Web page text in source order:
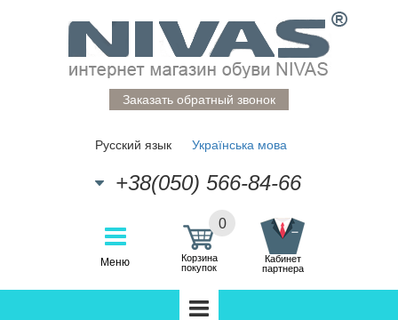
Заказать обратный звонок
Русский язык Українська мова
+38(050) 566-84-66
Меню
0
Корзина
покупок
Кабинет
партнера